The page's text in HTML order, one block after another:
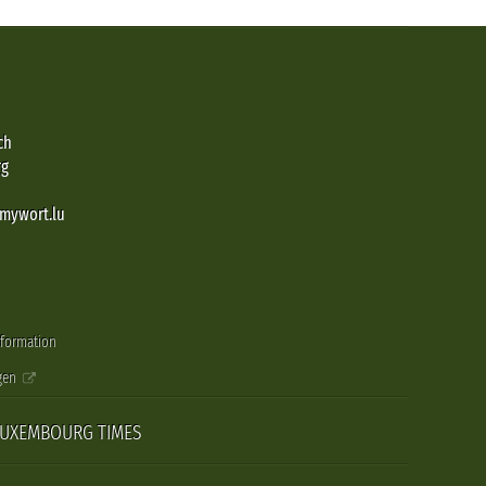
TIMES